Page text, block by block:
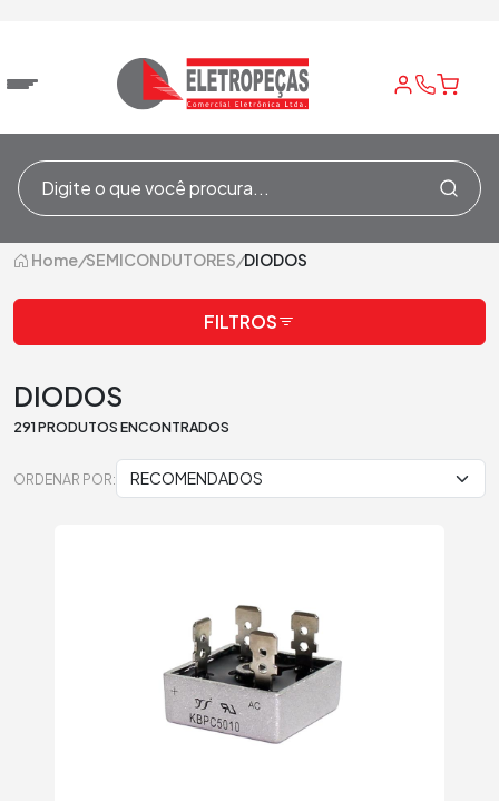
Home/SEMICONDUTORES/DIODOS
FILTROS
DIODOS
291 PRODUTOS ENCONTRADOS
ORDENAR POR: